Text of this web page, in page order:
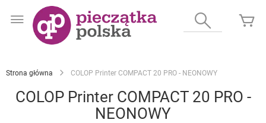
do
Wyszukaj
Strona główna COLOP Printer COMPACT 20 PRO - NEONOWY
COLOP Printer COMPACT 20 PRO -
NEONOWY